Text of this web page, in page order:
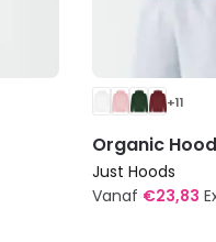
+11
Organic
Just Hoods
Vanaf €23,83